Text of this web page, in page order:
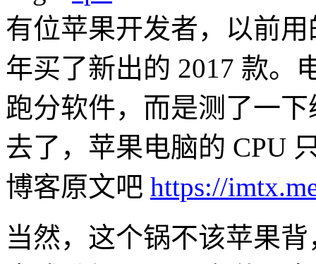
有位苹果开发者，以前用
年买了新出的 2017 款。
跑分软件，而是测了一
去了，苹果电脑的 CPU
博客原文吧 https://
当然，这个锅不该苹果